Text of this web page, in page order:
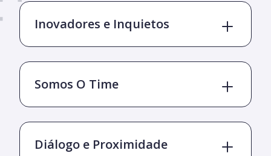
Inovadores e Inquietos
Somos O Time
Diálogo e Proximidade